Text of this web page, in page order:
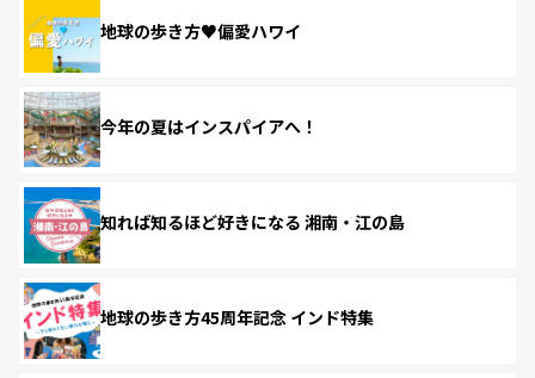
地球の歩き方♥偏愛ハワイ
今年の夏はインスパイアへ！
知れば知るほど好きになる 湘南・江の島
地球の歩き方45周年記念 インド特集